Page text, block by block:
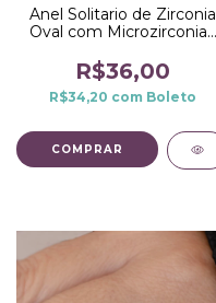
Anel Solitario de Zirconia
Oval com Microzirconias
R$36,00
R$34,20 com Boleto
COMPRAR